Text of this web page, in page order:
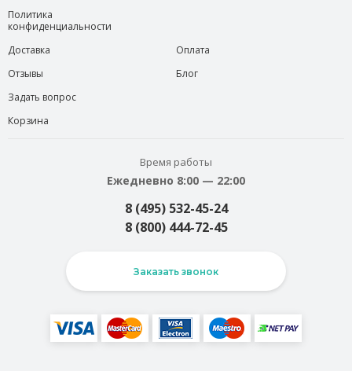
Политика
конфиденциальности
Доставка
Отзывы
Задать вопрос
Корзина
Оплата
Блог
Время работы
Ежедневно 8:00 — 22:00
8 (495) 532-45-24
8 (800) 444-72-45
Заказать звонок